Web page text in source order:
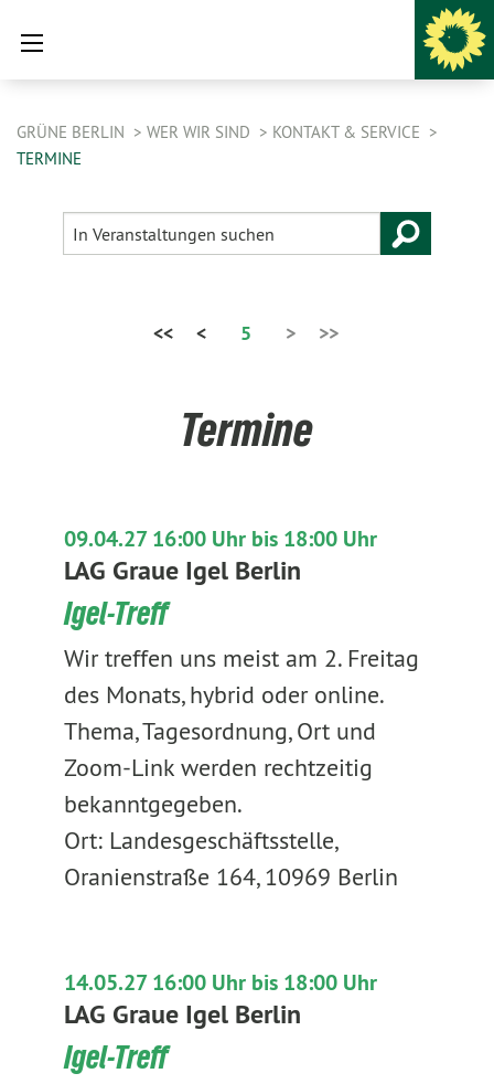
GRÜNE BERLIN WER WIR SIND
KONTAKT & SERVICE
TERMINE
<< < 5 > >>
Termine
09.04.27 16:00 Uhr bis 18:00 Uhr
LAG Graue Igel Berlin
Igel-Treff
Wir treffen uns meist am 2. Freitag
des Monats, hybrid oder online.
Thema, Tagesordnung, Ort und
Zoom-Link werden rechtzeitig
bekanntgegeben.
Ort: Landesgeschäftsstelle,
Oranienstraße 164, 10969 Berlin
14.05.27 16:00 Uhr bis 18:00 Uhr
LAG Graue Igel Berlin
Igel-Treff